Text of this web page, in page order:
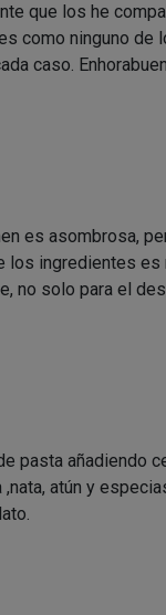
que los he
como ninguno de
caso.
es asombrosa,
los ingredientes
no solo para el
pasta añadiendo
atún y